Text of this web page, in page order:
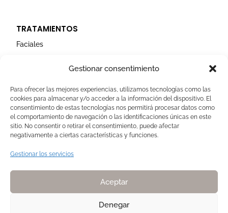
Gestionar consentimiento
Para ofrecer las mejores experiencias, utilizamos tecnologías como las
cookies para almacenar y/o acceder a la información del dispositivo. El
consentimiento de estas tecnologías nos permitirá procesar datos como
el comportamiento de navegación o las identificaciones únicas en este
sitio. No consentir o retirar el consentimiento, puede afectar
negativamente a ciertas características y funciones.
Gestionar los servicios
Aceptar
Denegar
TRATAMIENTOS
Faciales
AVISOS LEGALES
Aviso Legal
Politica de Cookies
Política de privacidad